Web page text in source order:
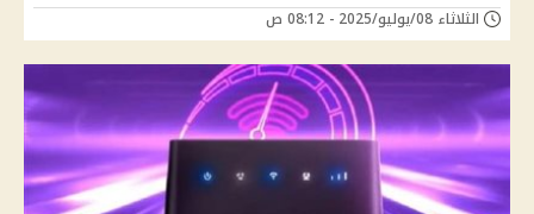
الثلاثاء 08/يوليو/2025 - 08:12 ص